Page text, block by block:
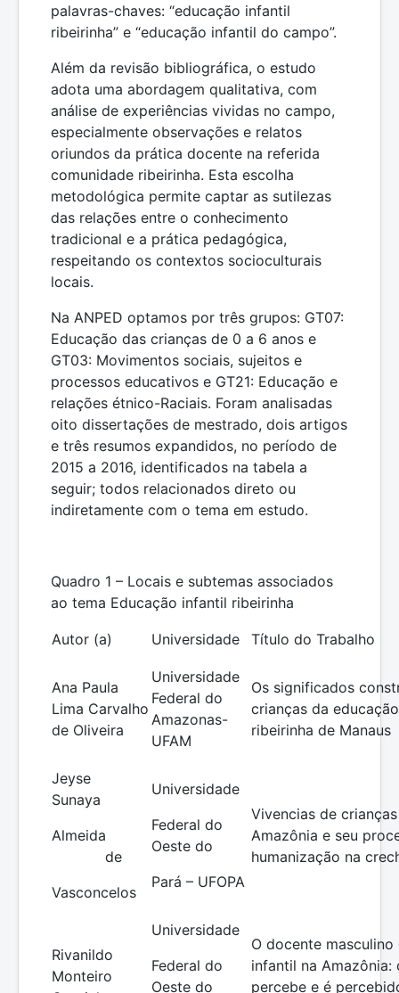
palavras-chaves: “educação infantil
ribeirinha” e “educação infantil do campo”.
Além da revisão bibliográfica, o estudo
adota uma abordagem qualitativa, com
análise de experiências vividas no campo,
especialmente observações e relatos
oriundos da prática docente na referida
comunidade ribeirinha. Esta escolha
metodológica permite captar as sutilezas
das relações entre o conhecimento
tradicional e a prática pedagógica,
respeitando os contextos socioculturais
locais.
Na ANPED optamos por três grupos: GT07:
Educação das crianças de 0 a 6 anos e
GT03: Movimentos sociais, sujeitos e
processos educativos e GT21: Educação e
relações étnico-Raciais. Foram analisadas
oito dissertações de mestrado, dois artigos
e três resumos expandidos, no período de
2015 a 2016, identificados na tabela a
seguir; todos relacionados direto ou
indiretamente com o tema em estudo.
Quadro 1 – Locais e subtemas associados
ao tema Educação infantil ribeirinha
Autor (a) Universidade Título do Trabalho
Ana Paula
Lima Carvalho
de Oliveira
Universidade
Federal do
Amazonas-
UFAM
Os significados
crianças da
ribeirinha de Manaus
Jeyse
Sunaya
Almeida
de
Vasconcelos
Universidade
Federal do
Oeste do
Pará – UFOPA
Vivencias de
Amazônia e seu
humanização na
Rivanildo
Monteiro
Universidade
Federal do
Oeste do
O docente
infantil na Amazônia:
percebe e é